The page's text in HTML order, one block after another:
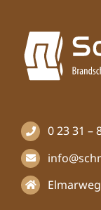
0 23 31 –